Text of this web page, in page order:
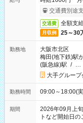
交通費別途
交通費 全額支
月収例 25～30
勤務地
大阪市北区
梅田(地下鉄)駅
(阪急線)駅 / …
大手グループ
勤務時間 09:00～18:00(
期間
2026年09月上
トなど開始日